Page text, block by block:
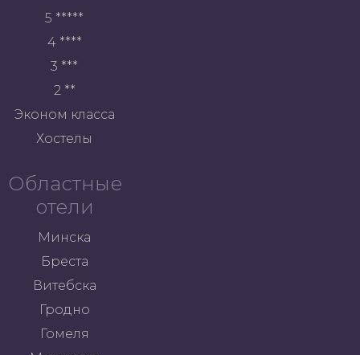
5 *****
4 ****
3 ***
2 **
Эконом класса
Хостелы
Областные
отели
Минска
Бреста
Витебска
Гродно
Гомеля